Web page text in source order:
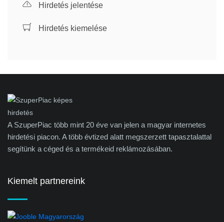
Hirdetés jelentése
Hirdetés kiemelése
A SzuperPiac több mint 20 éve van jelen a magyar internetes
hirdetési piacon. A több évtized alatt megszerzett tapasztalattal
segítünk a céged és a termékeid reklámozásában.
Kiemelt partnereink